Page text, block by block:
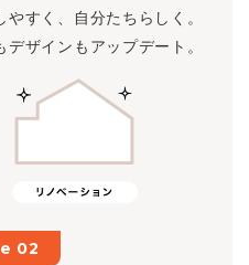
すく、自分たちらしく。
ザインもアップデート。
02